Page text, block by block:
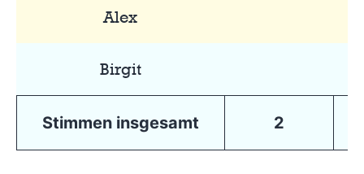
Alex
Birgit
Stimmen insgesamt 2